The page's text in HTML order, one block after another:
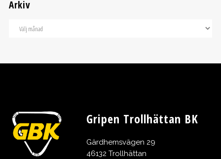
Arkiv
Gripen Trollhättan BK
Gärdhemsvägen 29
46132 Trollhättan